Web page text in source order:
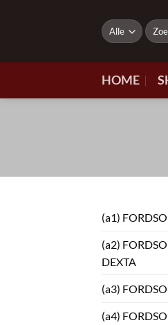
naar:
HOME
(a1)
(a2)
DEXTA
(a3)
(a4)